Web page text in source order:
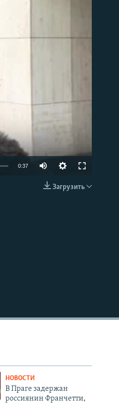
EMBED
0:37
Загрузить
НОВОСТИ
В Праге задержан
россиянин Франчетти,